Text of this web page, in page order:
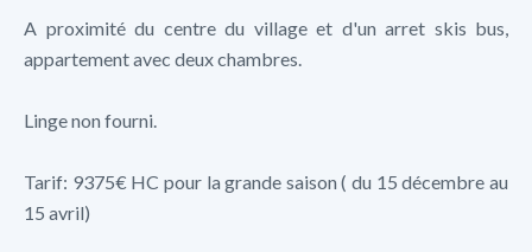
A proximité du centre du village et d'un arret skis bus,
appartement avec deux chambres.
Linge non fourni.
Tarif: 9375€ HC pour la grande saison ( du 15 décembre au
15 avril)